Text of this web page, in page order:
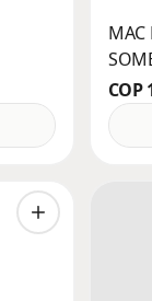
MAC
COP